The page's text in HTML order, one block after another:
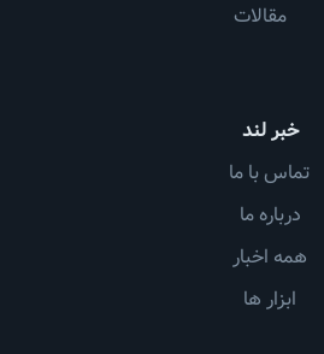
خبر لند
تماس با ما
درباره ما
همه اخبار
ابزار ها
مقالات